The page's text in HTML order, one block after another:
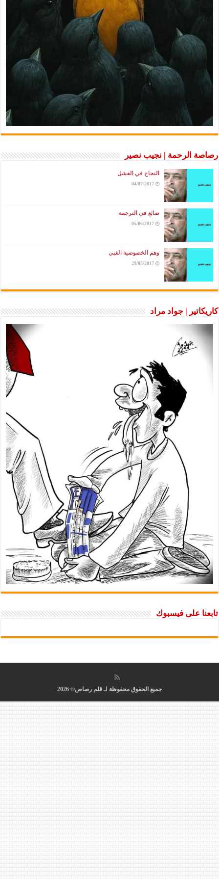
الرحمة | نجيب نصير
النجاح في الفشل
04/07/2017
ضائع في الترجمة
05/06/2017
وهم الخصوصية الغبي
29/05/2017
| جواد مراد
على فيسبوك
جميع الحقوق محفوظة لـ قلم رصاص© 2026